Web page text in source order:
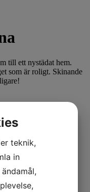
till ett nystädat hem.
som är roligt. Skinande
till er snarast möjligt.
teknik,
in